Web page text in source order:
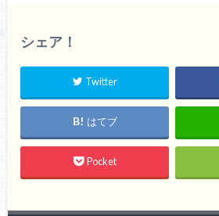
シェア！
Twitter
はてブ
Pocket